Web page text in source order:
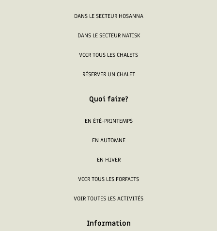
DANS LE SECTEUR HOSANNA
DANS LE SECTEUR NATISK
VOIR TOUS LES CHALETS
RÉSERVER UN CHALET
Quoi faire?
EN ÉTÉ-PRINTEMPS
EN AUTOMNE
EN HIVER
VOIR TOUS LES FORFAITS
VOIR TOUTES LES ACTIVITÉS
Information